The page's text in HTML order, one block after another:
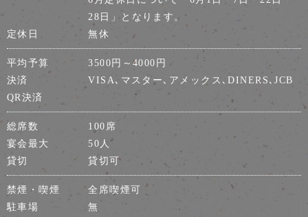
28日」となります。
定休日
無休
平均予算
3500円～4000円
決済
VISA､マスター､アメックス､DINERS､JCB
QR決済
総席数
100席
宴会最大
50人
貸切
貸切可
禁煙・喫煙
全席喫煙可
駐車場
無